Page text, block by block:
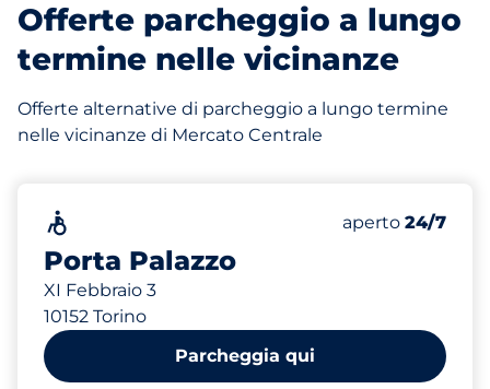
Offerte parcheggio a lungo
termine nelle vicinanze
Offerte alternative di parcheggio a lungo termine
nelle vicinanze di Mercato Centrale
Porta Palazzo
XI Febbraio 3
10152 Torino
Numero di posti
Posti totali
Women Spaces
Electric Car
Venerdì
aperto 24/7
202 m
Parcheggia qui